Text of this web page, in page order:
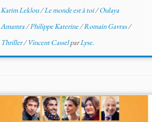
Karim Leklou/Le monde est à toi/Oulaya
Amamra/Philippe Katerine/Romain Gavras/
Thriller/Vincent CasselparLyse.